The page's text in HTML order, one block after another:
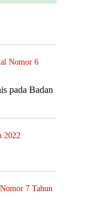
Nomor 6
pada Badan
2022
7 Tahun